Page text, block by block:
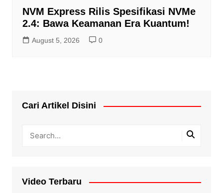
NVM Express Rilis Spesifikasi NVMe
2.4: Bawa Keamanan Era Kuantum!
August 5, 2026 0
Cari Artikel Disini
Video Terbaru